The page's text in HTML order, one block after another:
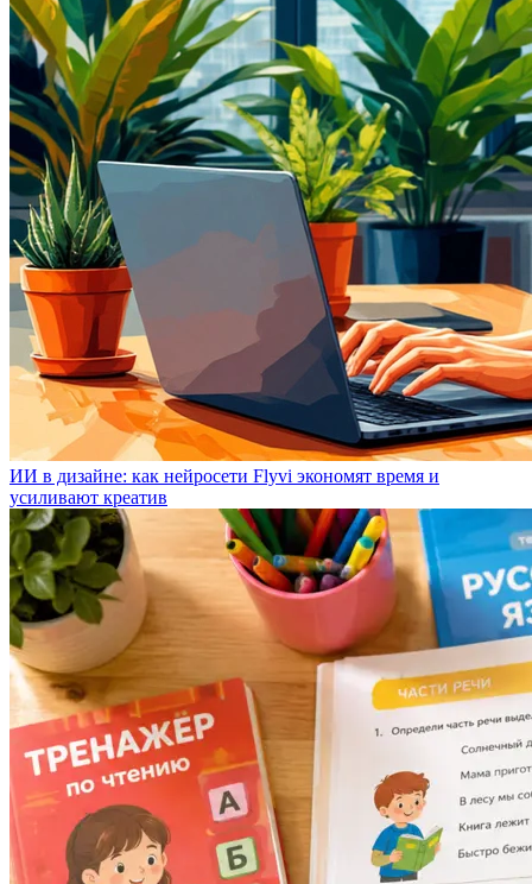
ИИ в дизайне: как нейросети Flyvi экономят время и
усиливают креатив